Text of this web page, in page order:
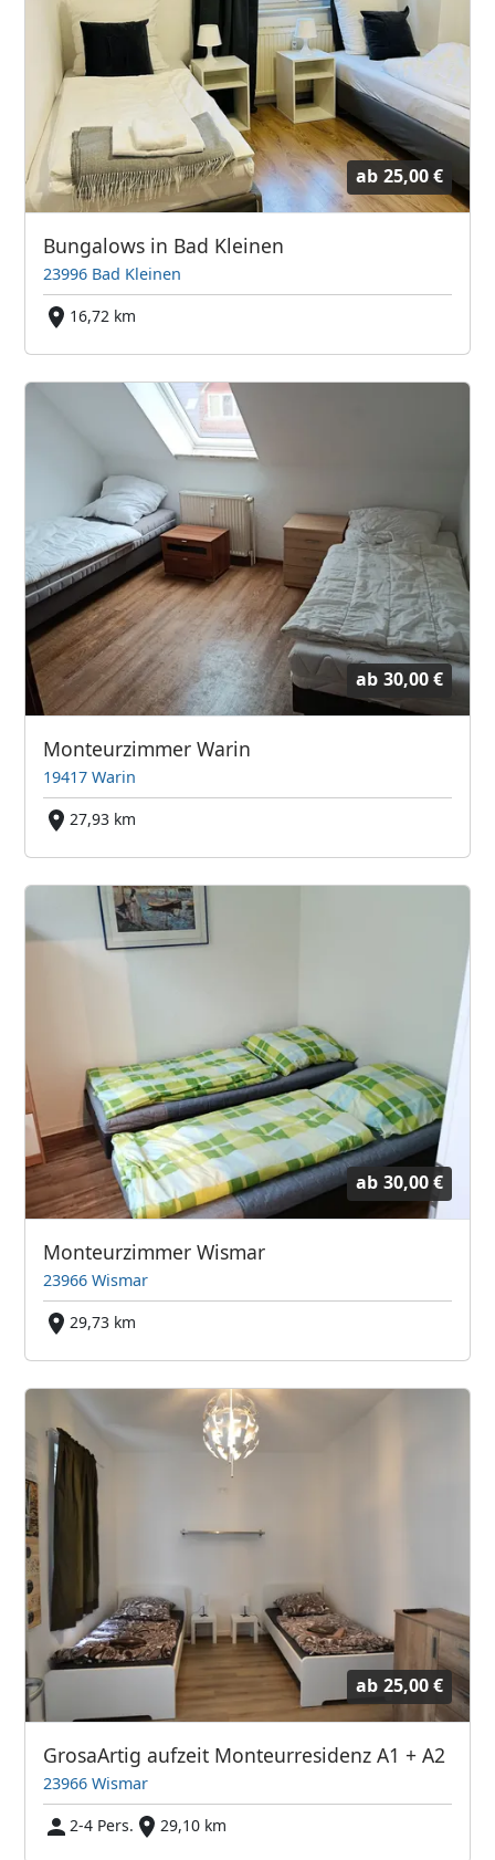
ab 25,00 €
Bungalows in Bad Kleinen
23996 Bad Kleinen
16,72 km
ab 30,00 €
Monteurzimmer Warin
19417 Warin
27,93 km
ab 30,00 €
Monteurzimmer Wismar
23966 Wismar
29,73 km
ab 25,00 €
GrosaArtig aufzeit Monteurresidenz A1 + A2
23966 Wismar
2-4 Pers.
29,10 km